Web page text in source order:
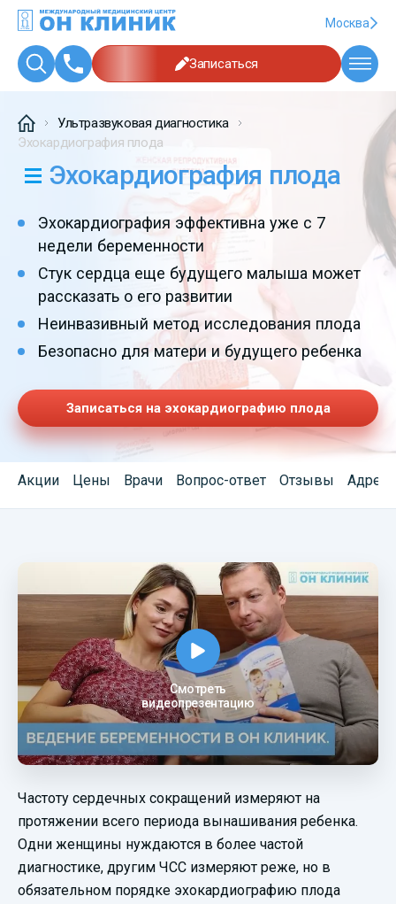
Москва
Записаться
Ультразвуковая диагностика
Эхокардиография плода
Эхокардиография плода
Эхокардиография эффективна уже с 7
недели беременности
Стук сердца еще будущего малыша может
рассказать о его развитии
Неинвазивный метод исследования плода
Безопасно для матери и будущего ребенка
Записаться на эхокардиографию плода
Акции Цены Врачи Вопрос-ответ Отзывы
Смотреть
видеопрезентацию
Частоту сердечных сокращений измеряют на
протяжении всего периода вынашивания ребенка.
Одни женщины нуждаются в более частой
диагностике, другим ЧСС измеряют реже, но в
обязательном порядке эхокардиографию плода